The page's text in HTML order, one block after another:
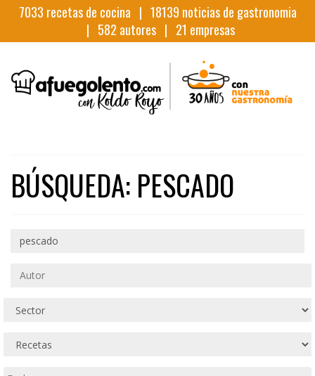
7033 recetas de cocina | 18139 noticias de gastronomia
| 582 autores | 21 empresas
BÚSQUEDA: PESCADO